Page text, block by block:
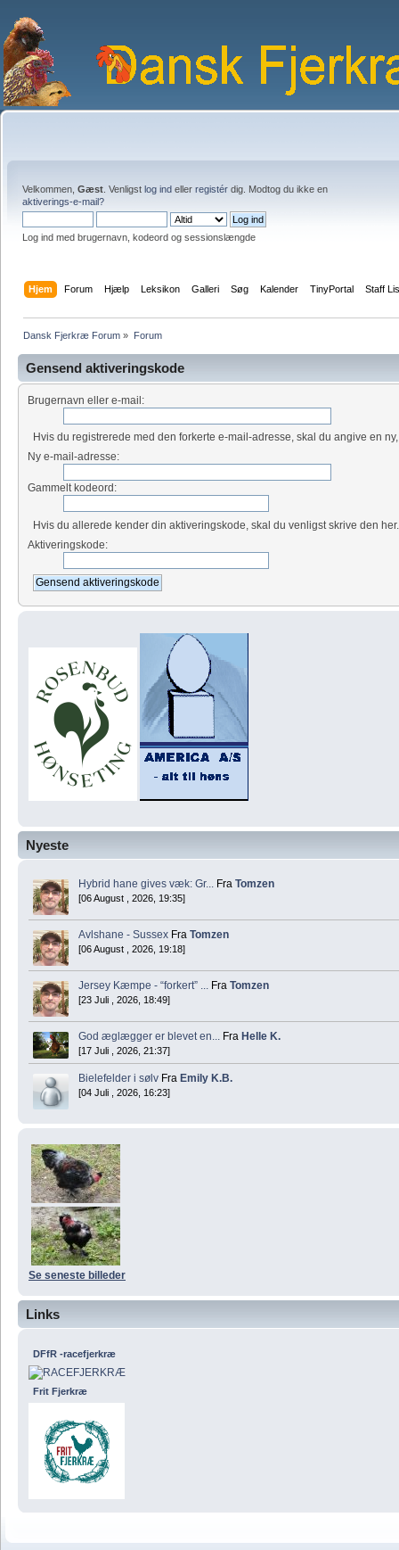
Velkommen, Gæst . Venligst log ind eller registér dig. Modtog du ikke en
aktiverings-e-mail?
Log ind med brugernavn, kodeord og sessionslængde
Hjem Forum Hjælp Leksikon Galleri Søg Kalender TinyPortal Staff
Dansk Fjerkræ Forum » Forum
Nyeste
Hybrid hane gives væk: Gr... Fra Tomzen
[06 August , 2026, 19:35]
Avlshane - Sussex Fra Tomzen
[06 August , 2026, 19:18]
Jersey Kæmpe - “forkert” ... Fra Tomzen
[23 Juli , 2026, 18:49]
God æglægger er blevet en... Fra Helle K.
[17 Juli , 2026, 21:37]
Bielefelder i sølv Fra Emily K.B.
[04 Juli , 2026, 16:23]
Se seneste billeder
Links
DFfR -racefjerkræ
Frit Fjerkræ
Gensend aktiveringskode
Brugernavn eller e-mail:
Hvis du registrerede med den forkerte e-mail-adresse, skal du angive en
Ny e-mail-adresse:
Gammelt kodeord:
Hvis du allerede kender din aktiveringskode, skal du venligst skrive den her.
Aktiveringskode: